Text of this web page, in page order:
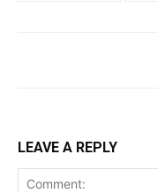
LEAVE A REPLY